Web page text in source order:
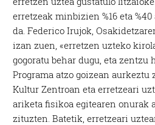
erretzeak minbizien %16 eta
da. Federico Irujok,
izan zuen, «erretzen uzteko
gogoratu behar dugu, eta zentzu
Programa atzo goizean aurkeztu
Kultur Zentroan eta erretzeari
ariketa fisikoa egitearen onurak
zituzten. Batetik, erretzeari